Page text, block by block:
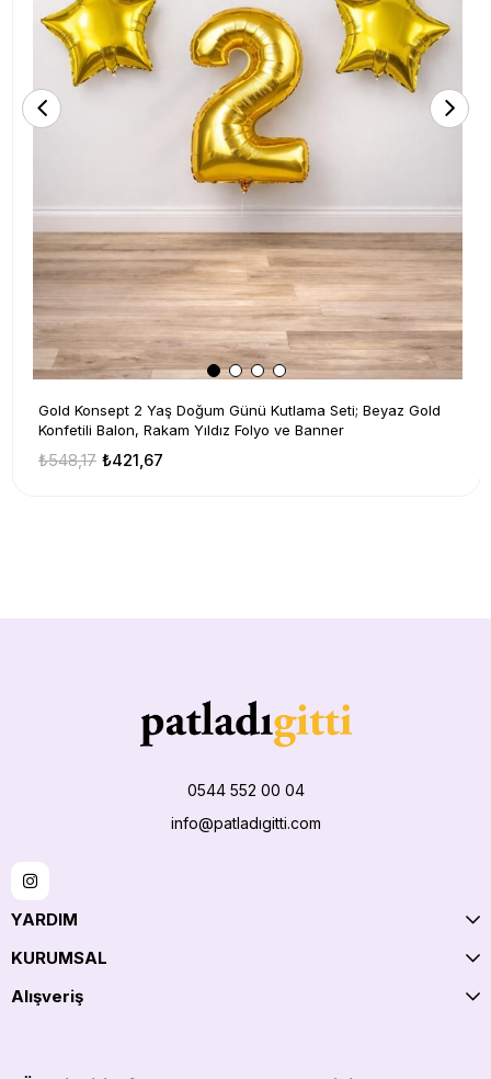
Gold Konsept 2 Yaş Doğum Günü Kutlama Seti; Beyaz Gold
Konfetili Balon, Rakam Yıldız Folyo ve Banner
₺421,67
₺548,17
0544 552 00 04
info@patladıgitti.com
YARDIM
KURUMSAL
Alışveriş